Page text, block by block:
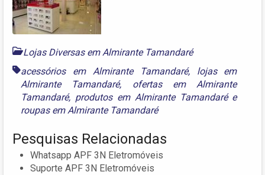
Lojas Diversas em Almirante Tamandaré
acessórios em Almirante Tamandaré, lojas em
Almirante Tamandaré, ofertas em Almirante
Tamandaré, produtos em Almirante Tamandarée
roupas em Almirante Tamandaré
Pesquisas Relacionadas
Whatsapp APF 3N Eletromóveis
Suporte APF 3N Eletromóveis